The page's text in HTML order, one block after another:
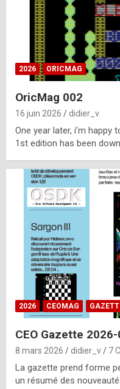
2026 ORICMAG
OricMag 002
16 juin 2026 didier_v
One year later, i’m happy
1st edition has been
2026 CEOMAG
CEO Gazette 2026-
8 mars 2026 didier_v 7
La gazette prend forme
un résumé des